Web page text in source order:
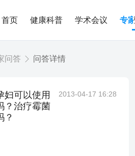
首页 健康科普 学术会议 专
问答 问答详情
妇可以使用
？治疗霉菌
？
2013-04-17 16:28